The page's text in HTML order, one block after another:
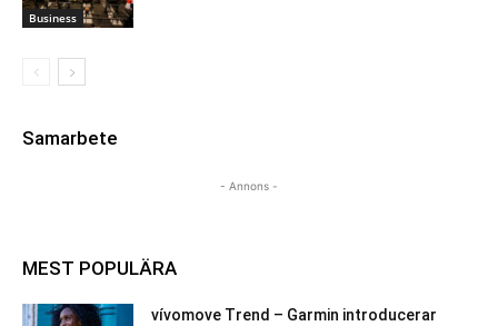
Business
Samarbete
- Annons -
MEST POPULÄRA
vívomove Trend – Garmin introducerar